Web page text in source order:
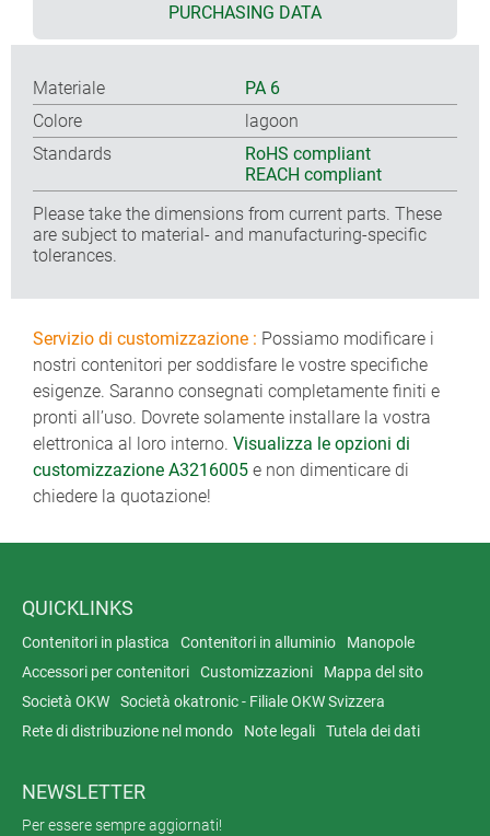
PURCHASING DATA
Materiale
PA 6
Colore
lagoon
Standards
RoHS compliant
REACH compliant
Please take the dimensions from current parts. These
are subject to material- and manufacturing-specific
tolerances.
Servizio di customizzazione : Possiamo modificare i
nostri contenitori per soddisfare le vostre specifiche
esigenze. Saranno consegnati completamente finiti e
pronti all’uso. Dovrete solamente installare la vostra
elettronica al loro interno. Visualizza le opzioni di
customizzazione A3216005 e non dimenticare di
chiedere la quotazione!
QUICKLINKS
Contenitori in plastica Contenitori in alluminio
Manopole
Accessori per contenitori
Customizzazioni
Mappa del sito
Società OKW
Società okatronic - Filiale OKW Svizzera
Rete di distribuzione nel mondo
Note legali Tutela dei dati
NEWSLETTER
Per essere sempre aggiornati!